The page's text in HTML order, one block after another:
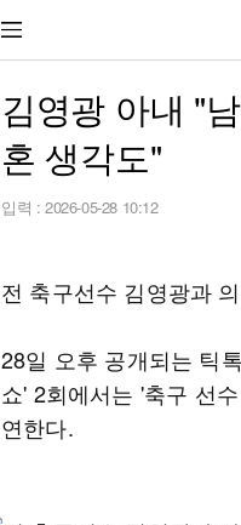
김영광 아내 "
혼 생각도"
입력 : 2026-05-28 10:12
전 축구선수 김영광과
28일 오후 공개되는 틱
쇼' 2회에서는 '축구 선
연한다.